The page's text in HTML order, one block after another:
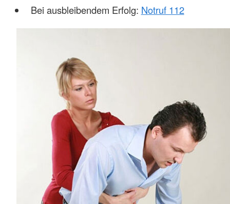
Bei ausbleibendem Erfolg: Notruf 112